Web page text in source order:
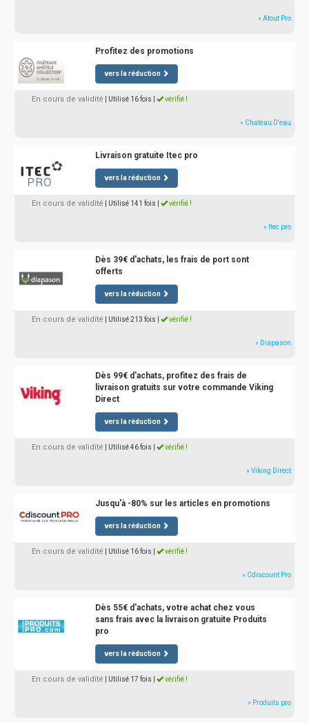
» Atout Pro
Profitez des promotions
vers la réduction
En cours de validité | Utilisé 16 fois vérifié !
» Chateau D'eau
Livraison gratuite Itec pro
vers la réduction
En cours de validité | Utilisé 141 fois vérifié !
» Itec pro
Dès 39€ d'achats, les frais de port sont
offerts
vers la réduction
En cours de validité | Utilisé 213 fois vérifié !
» Diapason
Dès 99€ d'achats, profitez des frais de
livraison gratuits sur votre commande Viking
Direct
vers la réduction
En cours de validité | Utilisé 46 fois vérifié !
» Viking Direct
Jusqu'à -80% sur les articles en promotions
vers la réduction
En cours de validité | Utilisé 16 fois vérifié !
» Cdiscount Pro
Dès 55€ d'achats, votre achat chez vous
sans frais avec la livraison gratuite Produits
pro
vers la réduction
En cours de validité | Utilisé 17 fois vérifié !
» Produits pro